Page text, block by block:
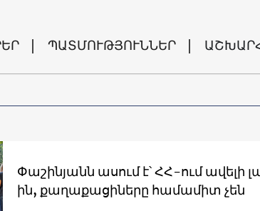
ՊԱՏՄՈՒԹՅՈՒՆՆԵՐ
Փաշինյանն ասում է՝ ՀՀ-ում ավելի
ին, քաղաքացիները համամիտ չեն